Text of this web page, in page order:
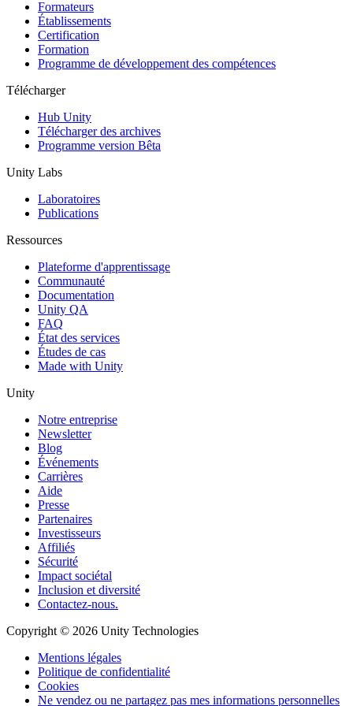
Jeux XR
Lancez des jeux XR sur plusieurs plateformes
Jeux multijoueur
Simplifiez le développement de jeux multijoueurs
Formateurs
Établissements
Certification
Formation
Programme de développement des compétences
Télécharger
Hub Unity
Télécharger des archives
Programme version Bêta
Unity Labs
Laboratoires
Publications
Ressources
Plateforme d'apprentissage
Communauté
Documentation
Unity QA
FAQ
État des services
Études de cas
Made with Unity
Unity
Notre entreprise
Newsletter
Blog
Événements
Carrières
Aide
Presse
Partenaires
Investisseurs
Affiliés
Sécurité
Impact sociétal
Inclusion et diversité
Contactez-nous.
Copyright © 2026 Unity Technologies
Mentions légales
Politique de confidentialité
Cookies
Ne vendez ou ne partagez pas mes informations personnelles